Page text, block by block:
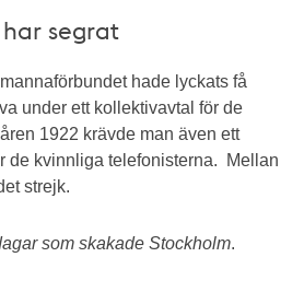
segrat
hade lyckats få
under ett kollektivavtal för de
1922 krävde man även ett
de kvinnliga telefonisterna. Mellan
strejk.
som skakade Stockholm.